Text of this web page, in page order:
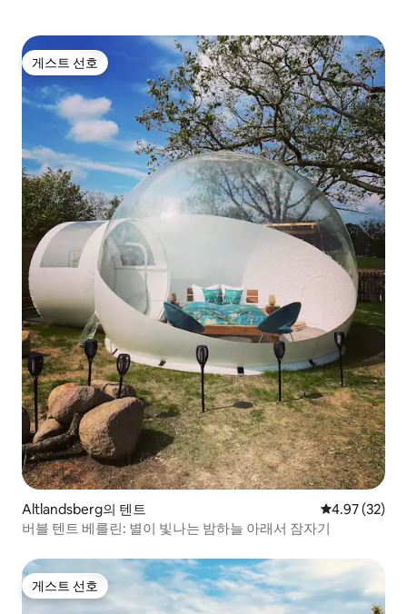
게스트 선호
게스트 선호
Altlandsberg의 텐트 평점 4.97점(5
4.97 (32)
버블 텐트 베를린: 별이 빛나는 밤하늘 아래서 잠자기
게스트 선호
게스트 선호